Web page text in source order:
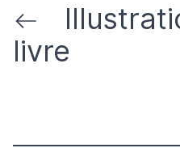
livre